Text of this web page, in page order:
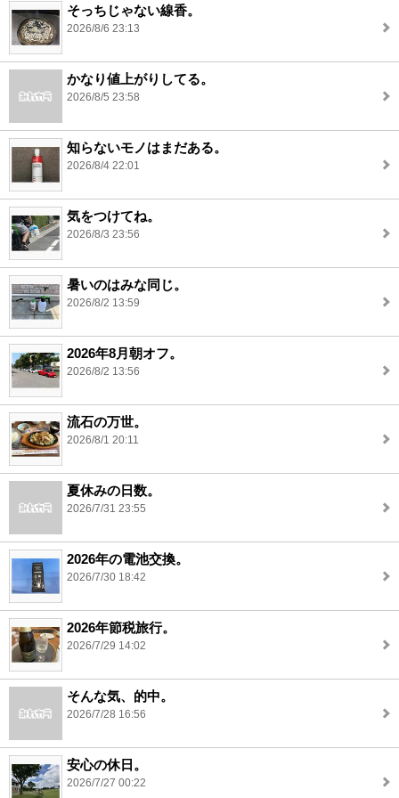
そっちじゃない線香。
2026/8/6 23:13
かなり値上がりしてる。
2026/8/5 23:58
知らないモノはまだある。
2026/8/4 22:01
気をつけてね。
2026/8/3 23:56
暑いのはみな同じ。
2026/8/2 13:59
2026年8月朝オフ。
2026/8/2 13:56
流石の万世。
2026/8/1 20:11
夏休みの日数。
2026/7/31 23:55
2026年の電池交換。
2026/7/30 18:42
2026年節税旅行。
2026/7/29 14:02
そんな気、的中。
2026/7/28 16:56
安心の休日。
2026/7/27 00:22